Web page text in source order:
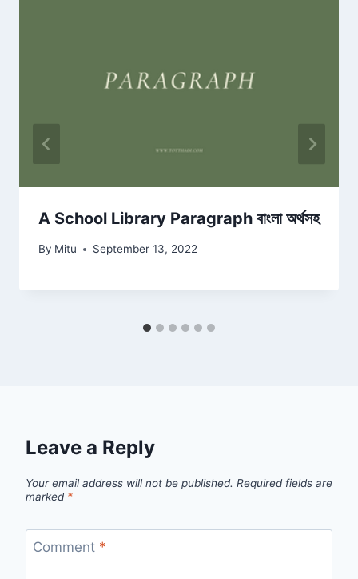
A School Library Paragraph বাংলা অর্থসহ
By Mitu September 13, 2022
Leave a Reply
Your email address will not be published. Required fields are
marked *
Comment *